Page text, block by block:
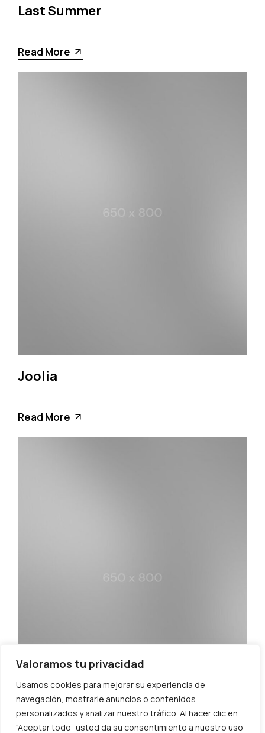
Valoramos tu privacidad
Usamos cookies para mejorar su experiencia de
navegación, mostrarle anuncios o contenidos
personalizados y analizar nuestro tráfico. Al hacer clic en
“Aceptar todo” usted da su consentimiento a nuestro uso
Last Summer
Read More
Joolia
Read More